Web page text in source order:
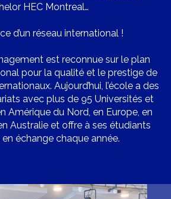
HEC Montreal…
d’un réseau international !
est reconnue sur le plan
pour la qualité et le prestige de
Aujourd’hui, l’école a des
avec plus de 95 Universités et
Amérique du Nord, en Europe, en
Australie et offre à ses étudiants
échange chaque année.